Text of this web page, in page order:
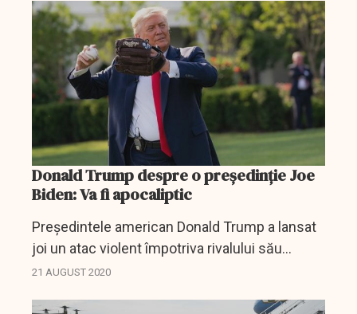
deveni...
Donald Trump despre o președinție Joe
Biden: Va fi apocaliptic
Preşedintele american Donald Trump a lansat
joi un atac violent împotriva rivalului său
democrat, Joe Biden, pictând o imagine
21 AUGUST 2020